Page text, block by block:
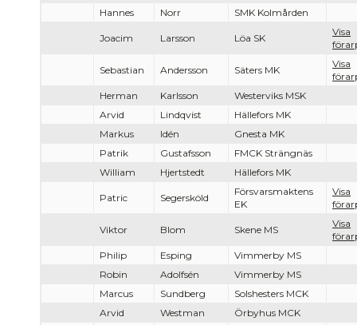
Hannes
Norr SMK Kolmården
Joacim Larsson Löa SK
Visa
Sebastian Andersson Säters MK
Visa
Herman
Karlsson
Westerviks MSK
Arvid
Lindqvist
Hällefors MK
Markus
Idén
Gnesta MK
Patrik
Gustafsson
FMCK Strängnäs
William
Hjertstedt Hällefors MK
Patric Segersköld
Försvarsmaktens
EK
Visa
Viktor Blom Skene MS
Visa
Philip
Esping
Vimmerby MS
Robin
Adolfsén
Vimmerby MS
Marcus
Sundberg
Solshesters MCK
Arvid
Westman
Örbyhus MCK